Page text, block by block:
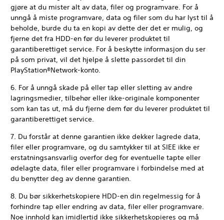
gjøre at du mister alt av data, filer og programvare. For å
unngå å miste programvare, data og filer som du har lyst til å
beholde, burde du ta en kopi av dette der det er mulig, og
fjerne det fra HDD-en før du leverer produktet til
garantiberettiget service. For å beskytte informasjon du ser
på som privat, vil det hjelpe å slette passordet til din
PlayStation®Network-konto.
6. For å unngå skade på eller tap eller sletting av andre
lagringsmedier, tilbehør eller ikke-originale komponenter
som kan tas ut, må du fjerne dem før du leverer produktet til
garantiberettiget service.
7. Du forstår at denne garantien ikke dekker lagrede data,
filer eller programvare, og du samtykker til at SIEE ikke er
erstatningsansvarlig overfor deg for eventuelle tapte eller
ødelagte data, filer eller programvare i forbindelse med at
du benytter deg av denne garantien.
8. Du bør sikkerhetskopiere HDD-en din regelmessig for å
forhindre tap eller endring av data, filer eller programvare.
Noe innhold kan imidlertid ikke sikkerhetskopieres og må